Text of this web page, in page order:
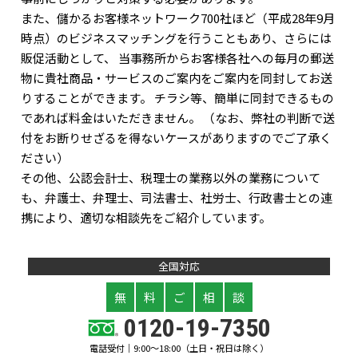
また、儲かるお客様ネットワーク700社ほど（平成28年9月
時点）のビジネスマッチングを行うこともあり、さらには
販促活動として、 当事務所からお客様各社への毎月の郵送
物に貴社商品・サービスのご案内をご案内を同封してお送
りすることができます。 チラシ等、簡単に同封できるもの
であれば料金はいただきません。 （なお、弊社の判断で送
付をお断りせざるを得ないケースがありますのでご了承く
ださい）
その他、公認会計士、税理士の業務以外の業務について
も、弁護士、弁理士、司法書士、社労士、行政書士との連
携により、適切な相談先をご紹介しています。
全国対応
無 料 ご 相 談
0120-19-7350
電話受付｜9:00～18:00（土日・祝日は除く）